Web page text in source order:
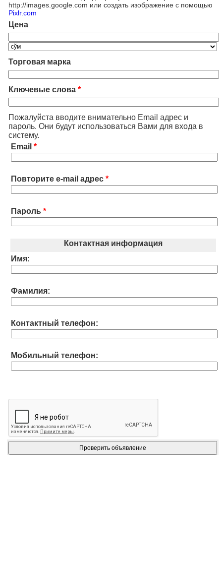
http://images.google.com или создать изображение с помощью
Pixlr.com
Цена
Торговая марка
Ключевые слова *
Пожалуйста вводите внимательно Email адрес и
пароль. Они будут использоваться Вами для входа в
систему.
Email *
Повторите e-mail адрес *
Пароль *
Контактная информация
Имя:
Фамилия:
Контактный телефон:
Мобильный телефон: